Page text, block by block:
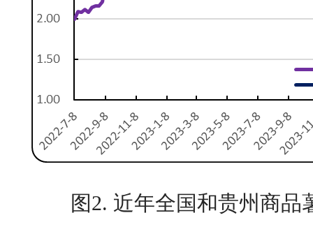
图2. 近年全国和贵州商品